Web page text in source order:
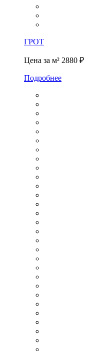
ГРОТ
Цена за м² 2880 ₽
Подробнее